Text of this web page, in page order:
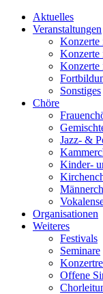
Aktuelles
Veranstaltungen
Konzerte
Konzerte
Konzerte
Sonstiges
Chöre
Jazz- &
Kinder-
Organisationen
Weiteres
Festivals
Seminare
Offene